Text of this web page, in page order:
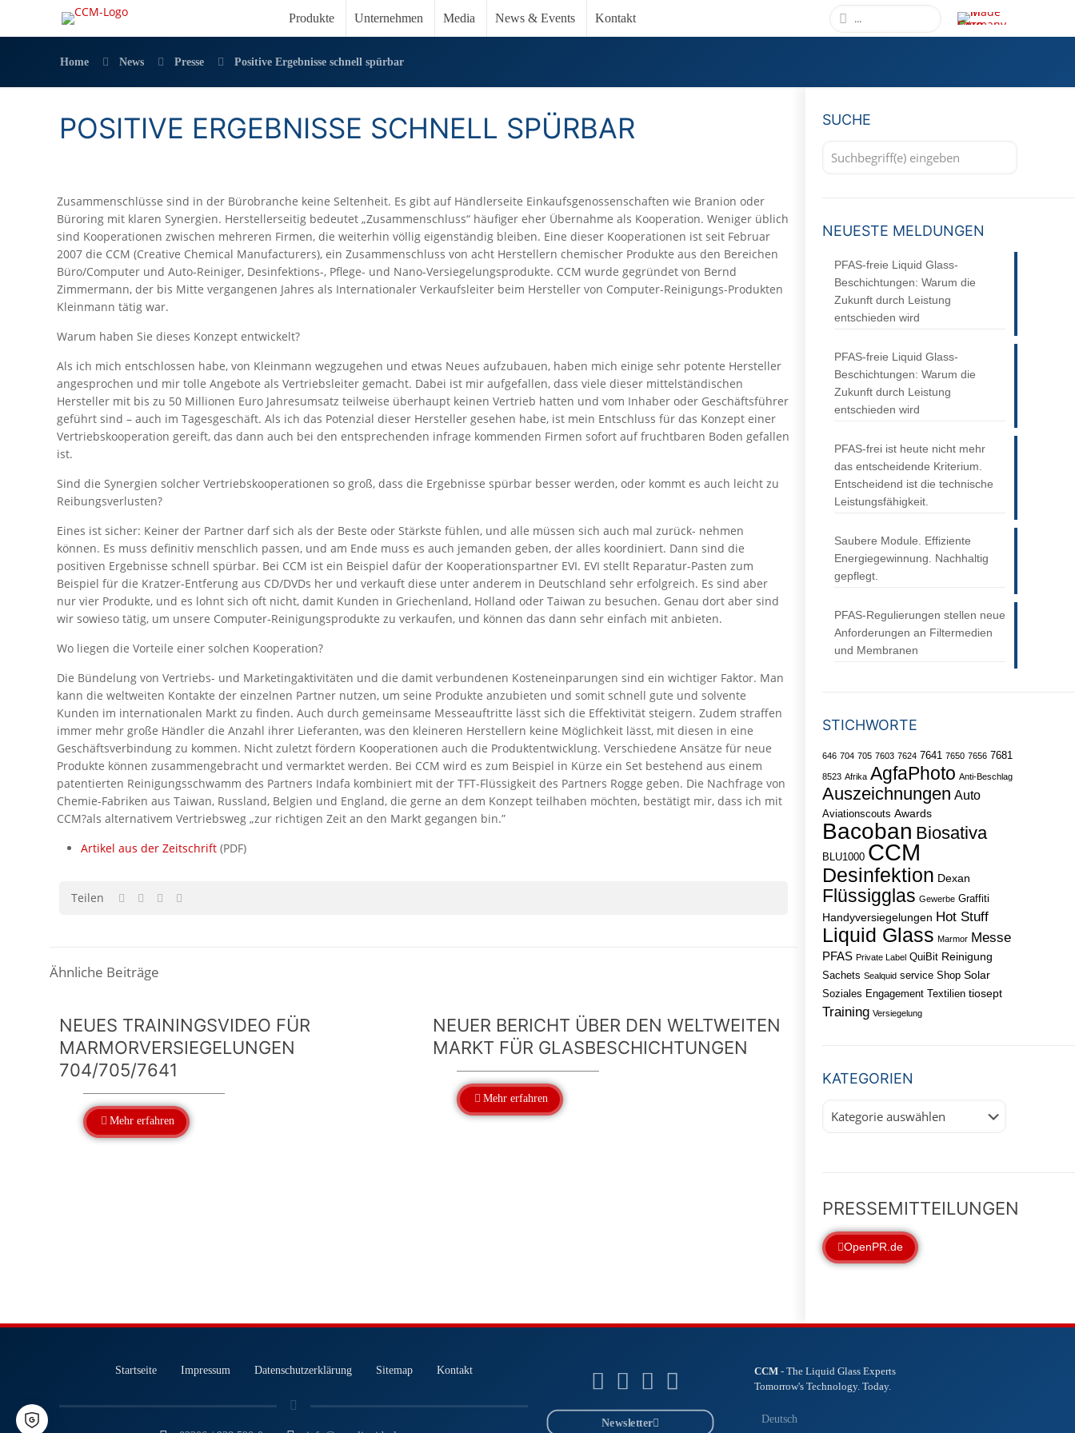
Produkte Unternehmen Media News & Events Kontakt
Home News Presse Positive Ergebnisse schnell spürbar
POSITIVE ERGEBNISSE SCHNELL SPÜRBAR
Zusammenschlüsse sind in der Bürobranche keine Seltenheit. Es gibt auf Händlerseite Einkaufsgenossenschaften wie Branion oder
Büroring mit klaren Synergien. Herstellerseitig bedeutet „Zusammenschluss“ häufiger eher Übernahme als Kooperation. Weniger üblich
sind Kooperationen zwischen mehreren Firmen, die weiterhin völlig eigenständig bleiben. Eine dieser Kooperationen ist seit Februar
2007 die CCM (Creative Chemical Manufacturers), ein Zusammenschluss von acht Herstellern chemischer Produkte aus den Bereichen
Büro/Computer und Auto-Reiniger, Desinfektions-, Pflege- und Nano-Versiegelungsprodukte. CCM wurde gegründet von Bernd
Zimmermann, der bis Mitte vergangenen Jahres als Internationaler Verkaufsleiter beim Hersteller von Computer-Reinigungs-Produkten
Kleinmann tätig war.
Warum haben Sie dieses Konzept entwickelt?
Als ich mich entschlossen habe, von Kleinmann wegzugehen und etwas Neues aufzubauen, haben mich einige sehr potente Hersteller
angesprochen und mir tolle Angebote als Vertriebsleiter gemacht. Dabei ist mir aufgefallen, dass viele dieser mittelständischen
Hersteller mit bis zu 50 Millionen Euro Jahresumsatz teilweise überhaupt keinen Vertrieb hatten und vom Inhaber oder Geschäftsführer
geführt sind – auch im Tagesgeschäft. Als ich das Potenzial dieser Hersteller gesehen habe, ist mein Entschluss für das Konzept einer
Vertriebskooperation gereift, das dann auch bei den entsprechenden infrage kommenden Firmen sofort auf fruchtbaren Boden gefallen
ist.
Sind die Synergien solcher Vertriebskooperationen so groß, dass die Ergebnisse spürbar besser werden, oder kommt es auch leicht zu
Reibungsverlusten?
Eines ist sicher: Keiner der Partner darf sich als der Beste oder Stärkste fühlen, und alle müssen sich auch mal zurück- nehmen
können. Es muss definitiv menschlich passen, und am Ende muss es auch jemanden geben, der alles koordiniert. Dann sind die
positiven Ergebnisse schnell spürbar. Bei CCM ist ein Beispiel dafür der Kooperationspartner EVI. EVI stellt Reparatur-Pasten zum
Beispiel für die Kratzer-Entferung aus CD/DVDs her und verkauft diese unter anderem in Deutschland sehr erfolgreich. Es sind aber
nur vier Produkte, und es lohnt sich oft nicht, damit Kunden in Griechenland, Holland oder Taiwan zu besuchen. Genau dort aber sind
wir sowieso tätig, um unsere Computer-Reinigungsprodukte zu verkaufen, und können das dann sehr einfach mit anbieten.
Wo liegen die Vorteile einer solchen Kooperation?
Die Bündelung von Vertriebs- und Marketingaktivitäten und die damit verbundenen Kosteneinparungen sind ein wichtiger Faktor. Man
kann die weltweiten Kontakte der einzelnen Partner nutzen, um seine Produkte anzubieten und somit schnell gute und solvente
Kunden im internationalen Markt zu finden. Auch durch gemeinsame Messeauftritte lässt sich die Effektivität steigern. Zudem straffen
immer mehr große Händler die Anzahl ihrer Lieferanten, was den kleineren Herstellern keine Möglichkeit lässt, mit diesen in eine
Geschäftsverbindung zu kommen. Nicht zuletzt fördern Kooperationen auch die Produktentwicklung. Verschiedene Ansätze für neue
Produkte können zusammengebracht und vermarktet werden. Bei CCM wird es zum Beispiel in Kürze ein Set bestehend aus einem
patentierten Reinigungsschwamm des Partners Indafa kombiniert mit der TFT-Flüssigkeit des Partners Rogge geben. Die Nachfrage von
Chemie-Fabriken aus Taiwan, Russland, Belgien und England, die gerne an dem Konzept teilhaben möchten, bestätigt mir, dass ich mit
CCM?als alternativem Vertriebsweg „zur richtigen Zeit an den Markt gegangen bin.”
Artikel aus der Zeitschrift (PDF)
Teilen
Ähnliche Beiträge
NEUES TRAININGSVIDEO FÜR
MARMORVERSIEGELUNGEN
704/705/7641
Mehr erfahren
NEUER BERICHT ÜBER DEN WELTWEITEN
MARKT FÜR GLASBESCHICHTUNGEN
Mehr erfahren
SUCHE
NEUESTE MELDUNGEN
PFAS-freie Liquid Glass-
Beschichtungen: Warum die
Zukunft durch Leistung
entschieden wird
PFAS-freie Liquid Glass-
Beschichtungen: Warum die
Zukunft durch Leistung
entschieden wird
PFAS-frei ist heute nicht mehr
das entscheidende Kriterium.
Entscheidend ist die technische
Leistungsfähigkeit.
Saubere Module. Effiziente
Energiegewinnung. Nachhaltig
gepflegt.
PFAS-Regulierungen stellen neue
Anforderungen an Filtermedien
und Membranen
STICHWORTE
646 704 705 7603 7624 7641 7650 7656 7681
8523 Afrika AgfaPhoto Anti-Beschlag
Auszeichnungen Auto
Aviationscouts Awards
Bacoban Biosativa
BLU1000 CCM
Desinfektion Dexan
Flüssigglas Gewerbe Graffiti
Handyversiegelungen Hot Stuff
Liquid Glass Marmor Messe
PFAS Private Label QuiBit Reinigung
Sachets Sealquid service Shop Solar
Soziales Engagement Textilien tiosept
Training Versiegelung
KATEGORIEN
PRESSEMITTEILUNGEN
OpenPR.de
Startseite Impressum Datenschutzerklärung Sitemap Kontakt
Newsletter
CCM - The Liquid Glass Experts
Tomorrow's Technology. Today.
Deutsch